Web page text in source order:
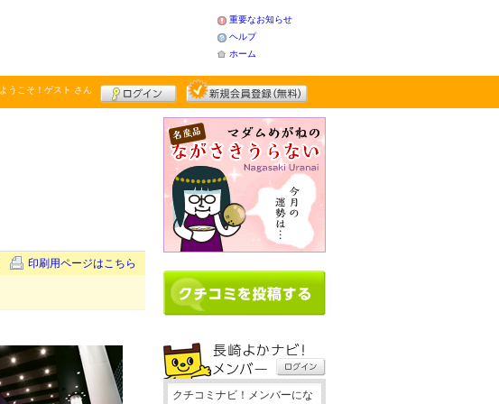
重要なお知らせ
ヘルプ
ホーム
ようこそ！ ゲスト さん
印刷用ページはこちら
クチコミナビ！メンバーにな